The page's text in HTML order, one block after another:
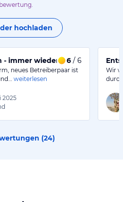
hochladen
ETENDERO Gästefarm - immer wieder gerne!
6 / 6
neues Betreiberpaar ist
weiterlesen
2025
Wir
(24)